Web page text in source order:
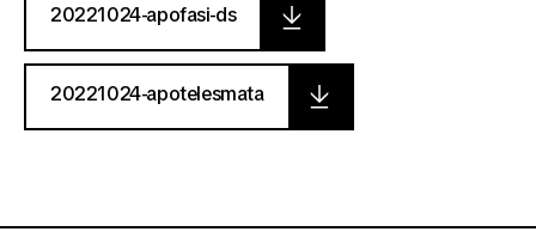
20221024-apofasi-ds
20221024-apotelesmata